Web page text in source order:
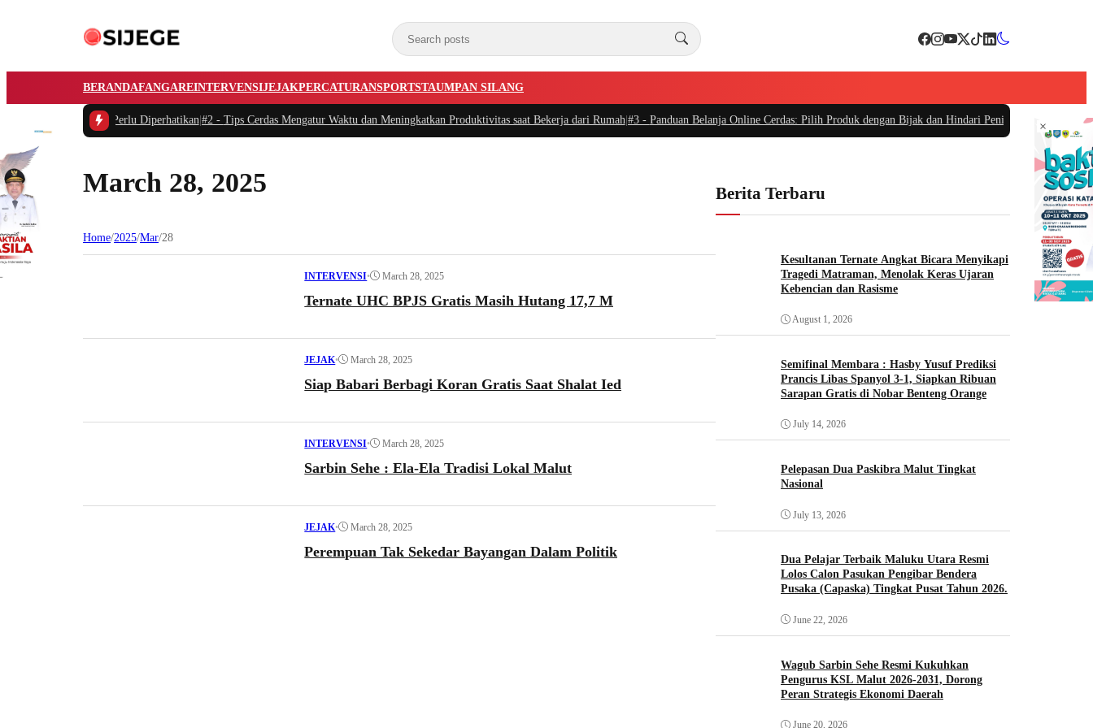
BERANDAFANGAREINTERVENSIJEJAKPERCATURANSPORTSTAUMPAN SILANG
Listrik yang Perlu Diperhatikan|#2 -Tips Cerdas Mengatur Waktu dan Meningkatkan Produktivitas saat Bekerja dari Rumah|#3 -Panduan Belanja Online Cerdas: Pilih Produk dengan Bijak dan Hindari Penipuan| Tips Memilih
March 28, 2025
Home/2025/Mar/28
INTERVENSI• March 28, 2025
Ternate UHC BPJS Gratis Masih Hutang 17,7 M
JEJAK• March 28, 2025
Siap Babari Berbagi Koran Gratis Saat Shalat Ied
INTERVENSI• March 28, 2025
Sarbin Sehe : Ela-Ela Tradisi Lokal Malut
JEJAK• March 28, 2025
Perempuan Tak Sekedar Bayangan Dalam Politik
Berita Terbaru
Kesultanan Ternate Angkat Bicara Menyikapi
Tragedi Matraman, Menolak Keras Ujaran
Kebencian dan Rasisme
August 1, 2026
Semifinal Membara : Hasby Yusuf Prediksi
Prancis Libas Spanyol 3-1, Siapkan Ribuan
Sarapan Gratis di Nobar Benteng Orange
July 14, 2026
Pelepasan Dua Paskibra Malut Tingkat
Nasional
July 13, 2026
Dua Pelajar Terbaik Maluku Utara Resmi
Lolos Calon Pasukan Pengibar Bendera
Pusaka (Capaska) Tingkat Pusat Tahun 2026.
June 22, 2026
Wagub Sarbin Sehe Resmi Kukuhkan
Pengurus KSL Malut 2026-2031, Dorong
Peran Strategis Ekonomi Daerah
June 20, 2026
×